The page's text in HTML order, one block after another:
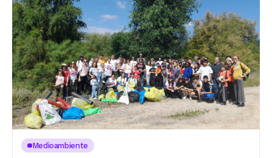
Medioambiente